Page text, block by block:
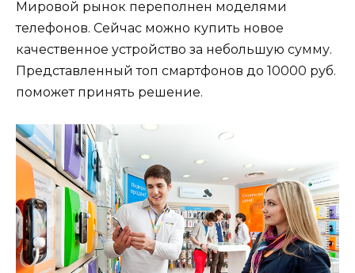
Мировой рынок переполнен моделями
телефонов. Сейчас можно купить новое
качественное устройство за небольшую сумму.
Представленный топ смартфонов до 10000 руб.
поможет принять решение.